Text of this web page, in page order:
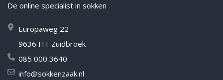
De online specialist in sokken
Europaweg 22
9636 HT Zuidbroek
085 000 3640
info@sokkenzaak.nl